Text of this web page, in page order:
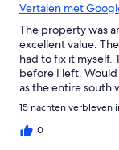
Vertalen met
The property was
excellent value.
had to fix it myself.
before I left.
as the entire south
15 nachten verbleven
0